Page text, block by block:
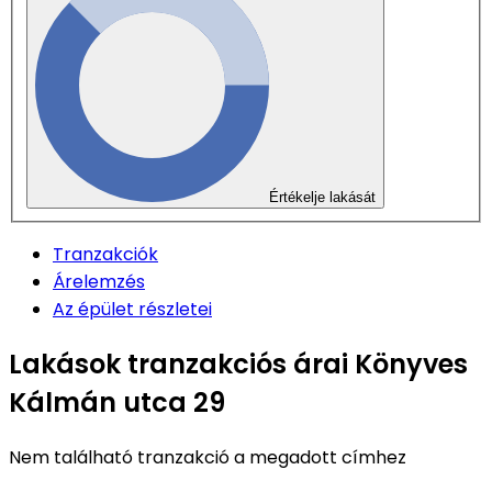
Értékelje lakását
Tranzakciók
Árelemzés
Az épület részletei
Lakások tranzakciós árai Könyves
Kálmán utca 29
Nem található tranzakció a megadott címhez